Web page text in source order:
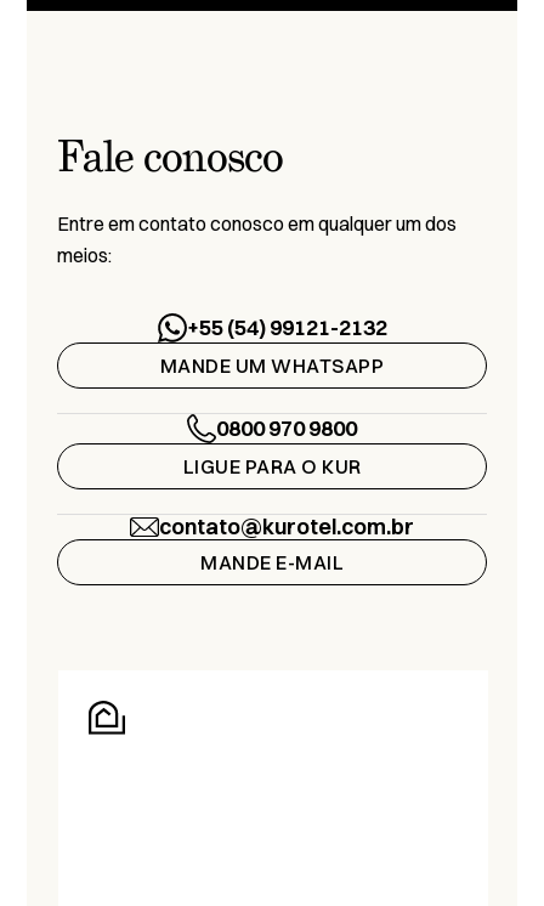
Fale conosco
Entre em contato conosco em qualquer um dos
meios:
+55 (54) 99121-2132
MANDE UM WHATSAPP
0800 970 9800
LIGUE PARA O KUR
contato@kurotel.com.br
MANDE E-MAIL